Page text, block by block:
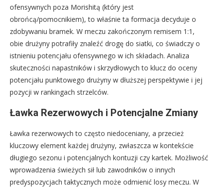
ofensywnych poza Morishitą (który jest
obrońcą/pomocnikiem), to właśnie ta formacja decyduje o
zdobywaniu bramek. W meczu zakończonym remisem 1:1,
obie drużyny potrafiły znaleźć drogę do siatki, co świadczy o
istnieniu potencjału ofensywnego w ich składach. Analiza
skuteczności napastników i skrzydłowych to klucz do oceny
potencjału punktowego drużyny w dłuższej perspektywie i jej
pozycji w rankingach strzelców.
Ławka Rezerwowych i Potencjalne Zmiany
Ławka rezerwowych to często niedoceniany, a przecież
kluczowy element każdej drużyny, zwłaszcza w kontekście
długiego sezonu i potencjalnych kontuzji czy kartek. Możliwość
wprowadzenia świeżych sił lub zawodników o innych
predyspozycjach taktycznych może odmienić losy meczu. W